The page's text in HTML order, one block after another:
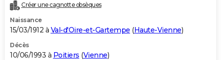
Créer une cagnotte obsèques
Naissance
15/03/1912 à Val-d'Oire-et-Gartempe (Haute-Vienne)
Décès
10/06/1993 à Poitiers (Vienne)